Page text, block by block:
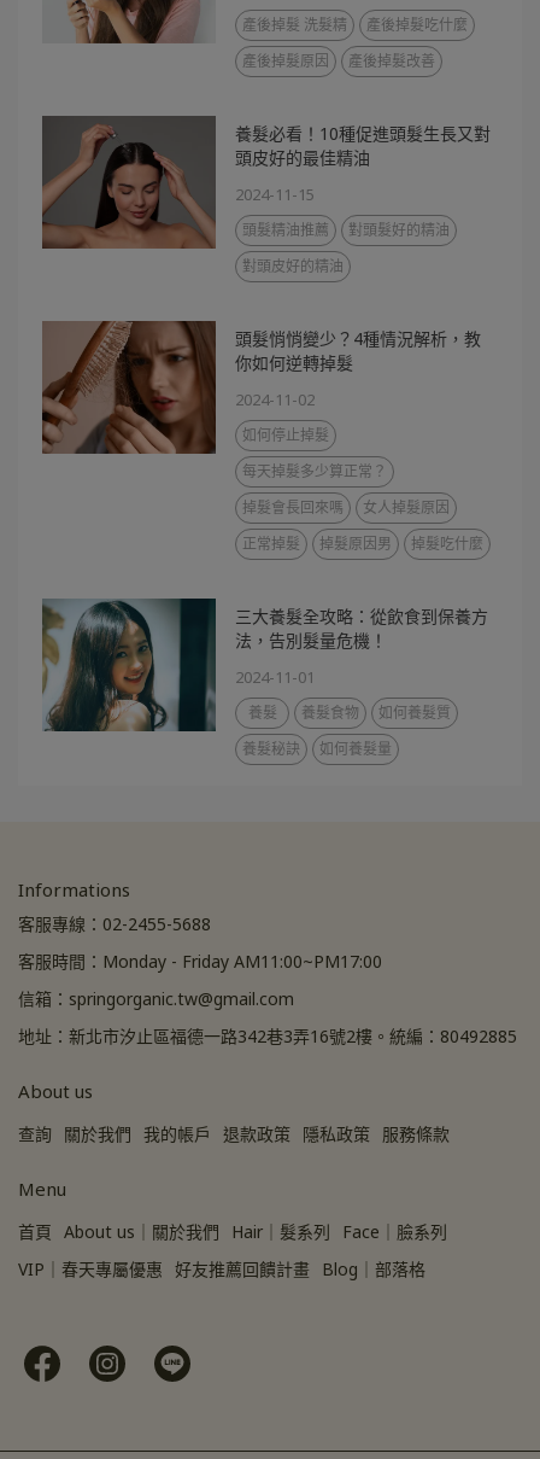
產後掉髮 洗髮精
產後掉髮吃什麼
產後掉髮原因
產後掉髮改善
養髮必看！10種促進頭髮生長又對
頭皮好的最佳精油
2024-11-15
頭髮精油推薦
對頭髮好的精油
對頭皮好的精油
頭髮悄悄變少？4種情況解析，教
你如何逆轉掉髮
2024-11-02
如何停止掉髮
每天掉髮多少算正常？
掉髮會長回來嗎
女人掉髮原因
正常掉髮
掉髮原因男 掉髮吃什麼
三大養髮全攻略：從飲食到保養方
法，告別髮量危機！
2024-11-01
養髮 養髮食物
如何養髮質
養髮秘訣
如何養髮量
Informations
客服專線：02-2455-5688
客服時間：Monday - Friday AM11:00~PM17:00
信箱：springorganic.tw@gmail.com
地址：新北市汐止區福德一路342巷3弄16號2樓。統編：80492885
About us
查詢 關於我們 我的帳戶 退款政策 隱私政策 服務條款
Menu
首頁 About us｜關於我們 Hair｜髮系列
Face｜臉系列
VIP｜春天專屬優惠 好友推薦回饋計畫 Blog｜部落格